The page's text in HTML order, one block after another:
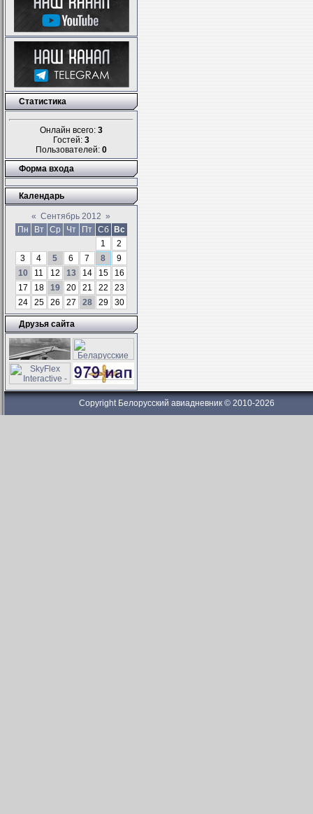
Статистика
Онлайн всего: 3
Гостей: 3
Пользователей: 0
Форма входа
Календарь
« Сентябрь 2012 »
Пн
Вт Ср Чт Пт Сб
Вс
1
2
3
4 5 6 7 8
9
10
11 12 13 14 15
16
17
18 19 20 21 22
23
24
25 26 27 28 29 30
Друзья сайта
Copyright Белорусский авиадневник © 2010-2026